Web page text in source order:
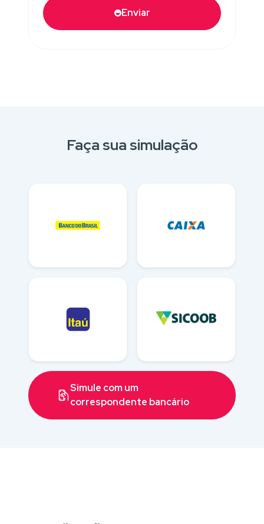
Enviar
Faça sua simulação
Simule com um
correspondente bancário